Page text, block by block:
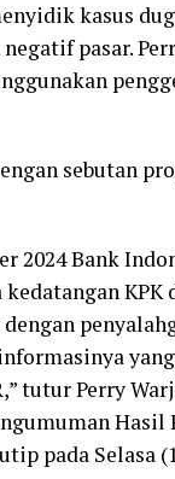
kasus
pasar.
sebutan
2024 Bank
tutur Perry
Hasil
pada Selasa